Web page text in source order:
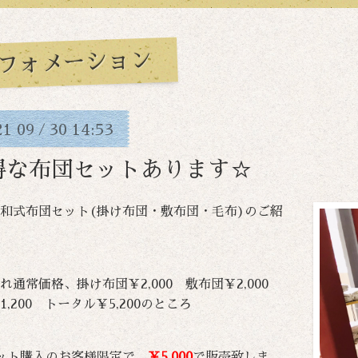
ォメーション
09/30 14:53
な布団セットあります☆
式布団セット(掛け布団・敷布団・毛布)のご紹
通常価格、掛け布団￥2,000 敷布団￥2,000
トータル￥5,200のところ